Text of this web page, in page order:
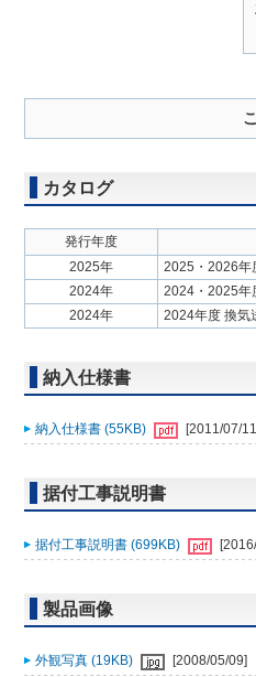
カタログ
発行年度
2025年
2025・2026年
2024年
2024・2025年
2024年
2024年度 換気
納入仕様書
納入仕様書 (55KB) [2011/07/
据付工事説明書
据付工事説明書 (699KB)
製品画像
外観写真 (19KB) [2008/05/09]